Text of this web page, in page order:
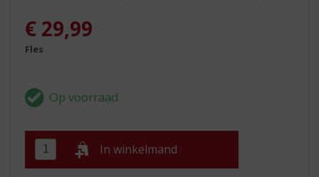
€ 29,99
Fles
In winkelmand